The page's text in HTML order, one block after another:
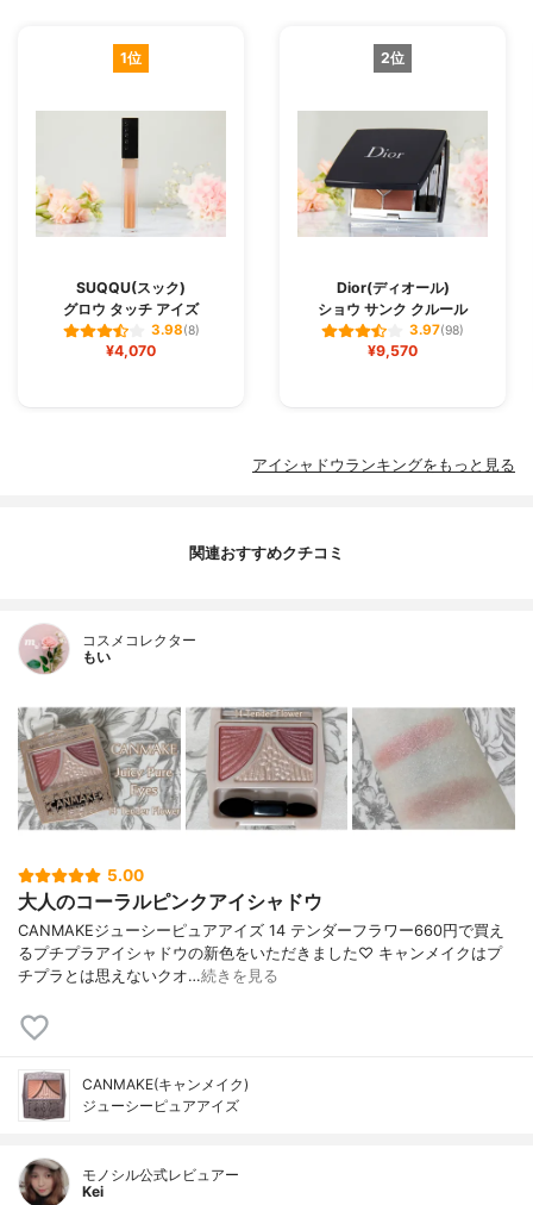
1位
SUQQU(スック)
グロウ タッチ アイズ
3.98(8)
¥4,070
2位
Dior(ディオール)
ショウ サンク クルール
3.97(98)
¥9,570
アイシャドウランキングをもっと見る
関連おすすめクチコミ
コスメコレクター
もい
5.00
大人のコーラルピンクアイシャドウ
CANMAKEジューシーピュアアイズ 14 テンダーフラワー660円で買え
るプチプラアイシャドウの新色をいただきました♡ キャンメイクはプ
チプラとは思えないクオ…続きを見る
CANMAKE(キャンメイク)
ジューシーピュアアイズ
モノシル公式レビュアー
Kei